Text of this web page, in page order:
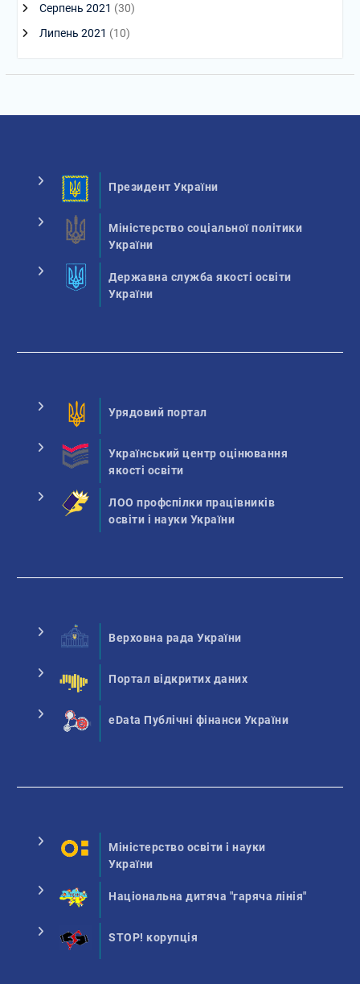
Серпень 2021 (30)
Липень 2021 (10)
Президент України
Міністерство соціальної політики
України
Державна служба якості освіти
України
Урядовий портал
Український центр оцінювання
якості освіти
ЛОО профспілки працівників
освіти і науки України
Верховна рада України
Портал відкритих даних
eData Публічні фінанси України
Міністерство освіти і науки
України
Національна дитяча "гаряча лінія"
STOP! корупція